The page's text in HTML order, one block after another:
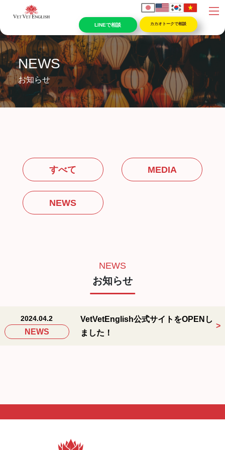
ン
テ
ン
へ
ス
キ
ッ
ビ
ゲ
ー
ョ
ン
に
移
カカオトークで相談
NEWS
お知らせ
すべて MEDIA
NEWS
NEWS
お知らせ
2024.04.2
NEWS
VetVetEnglish公式サイトをOPENし
ました！